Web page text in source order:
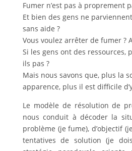
Fumer n’est pas à proprement
Et bien des gens ne
sans aide ?
Vous voulez arrêter de fumer ?
Si les gens ont des ressources,
ils pas ?
Mais nous savons que, plus la
apparence, plus il est difficile
Le modèle de résolution de
nous conduit à décoder la
problème (je fume), d’objectif
tentatives de solution (je